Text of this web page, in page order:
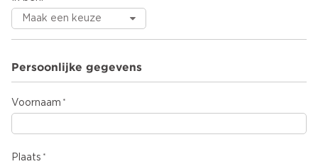
Persoonlijke gegevens
Voornaam
Plaats